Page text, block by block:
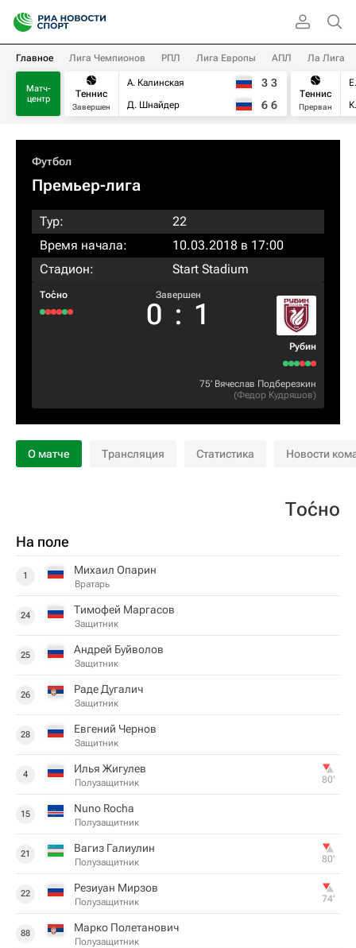
Главное Лига Чемпионов РПЛ Лига Европы АПЛ Ла Лига
Матч-
центр
Теннис
Завершен
А. Калинская
Д. Шнайдер
3 3
6 6
Теннис
Прерван
Футбол
Премьер-лига
Тур:
22
Время начала:
10.03.2018 в 17:00
Стадион:
Start Stadium
То́сно Завершен
0 : 1
Рубин
75‎’‎ Вячеслав Подберезкин
(Федор Кудряшов)
О матче Трансляция Статистика Новости
То́сно
На поле
1 Михаил Опарин
Вратарь
24 Тимофей Маргасов
Защитник
25 Андрей Буйволов
Защитник
26 Раде Дугалич
Защитник
28 Евгений Чернов
Защитник
4 Илья Жигулев
Полузащитник 80‎’‎
15 Nuno Rocha
Полузащитник
21 Вагиз Галиулин
Полузащитник 80‎’‎
22 Резиуан Мирзов
Полузащитник 74‎’‎
88 Марко Полетанович
Полузащитник